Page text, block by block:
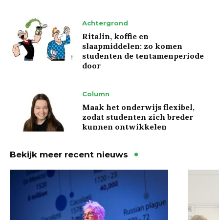
Achtergrond
Ritalin, koffie en
slaapmiddelen: zo komen
studenten de tentamenperiode
door
Column
Maak het onderwijs flexibel,
zodat studenten zich breder
kunnen ontwikkelen
Bekijk meer recent nieuws